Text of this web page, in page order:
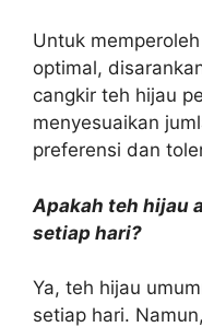
Untuk
optimal,
cangkir teh hijau
menyesuaikan
preferensi dan
Apakah teh hijau
setiap hari?
Ya, teh hijau
setiap hari.